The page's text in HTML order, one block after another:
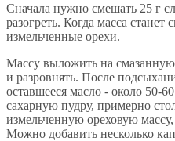
Сначала нужно смешать 25 г
разогреть. Когда масса станет
измельченные орехи.
Массу выложить на
и разровнять. После
оставшееся масло - около 50-
сахарную пудру, примерно
измельченную ореховую
Можно добавить несколько